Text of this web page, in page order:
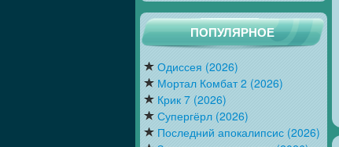
ПОПУЛЯРНОЕ
Одиссея (2026)
Мортал Комбат 2 (2026)
Крик 7 (2026)
Супергёрл (2026)
Последний апокалипсис (2026)